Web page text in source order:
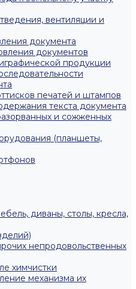
вентиляции и
документа
документов
продукции
печатей и штампов
текста документа
и сожженных
(планшеты,
диваны, столы, кресла,
непродовольственных
химчистки
механизма их